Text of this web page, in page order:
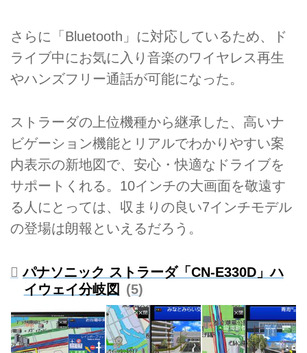
さらに「Bluetooth」に対応しているため、ド
ライブ中にお気に入り音楽のワイヤレス再生
やハンズフリー通話が可能になった。
ストラーダの上位機種から継承した、高いナ
ビゲーション機能とリアルでわかりやすい案
内表示の新地図で、安心・快適なドライブを
サポートくれる。10インチの大画面を敬遠す
る人にとっては、収まりの良い7インチモデル
の登場は朗報といえるだろう。
パナソニック ストラーダ「CN-E330D」ハ
イウェイ分岐図
5